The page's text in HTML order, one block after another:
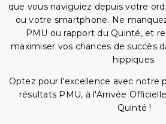
que vous naviguiez depuis votre
ou votre smartphone. Ne
PMU ou rapport du Quinté, et
maximiser vos chances de succès
hippiques.
Optez pour l'excellence avec notre
résultats PMU, à l'Arrivée
Quinté !